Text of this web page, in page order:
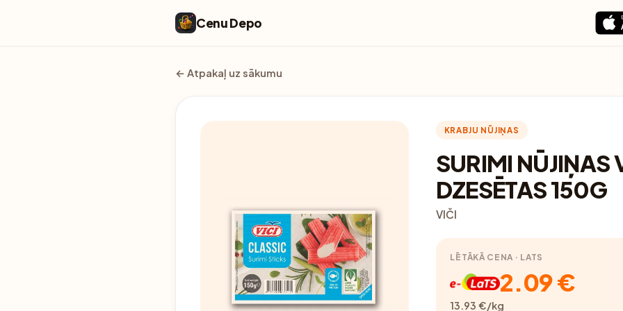
Cenu Depo
← Atpakaļ uz sākumu
KRABJU NŪJIŅAS
SURIMI NŪJIŅAS
DZESĒTAS 150G
VIČI
LĒTĀKĀ CENA · LATS
2.09 €
13.93 €/kg